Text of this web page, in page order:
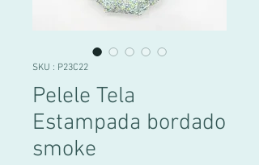
SKU : P23C22
Pelele Tela
Estampada bordado
smoke